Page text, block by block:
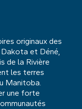
originaux des
Dakota et Déné,
de la Rivière
les terres
Manitoba.
une forte